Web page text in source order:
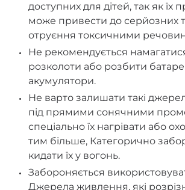
доступних для дітей, так як їх
може привести до серйозних
отруєння токсичними
Не рекомендується
розколоти або розбити
акумулятори.
Не варто залишати такі
під прямими сонячними
спеціально їх нагрівати або
тим більше, Категорично
кидати їх у вогонь.
Забороняється
Джерела живлення, які